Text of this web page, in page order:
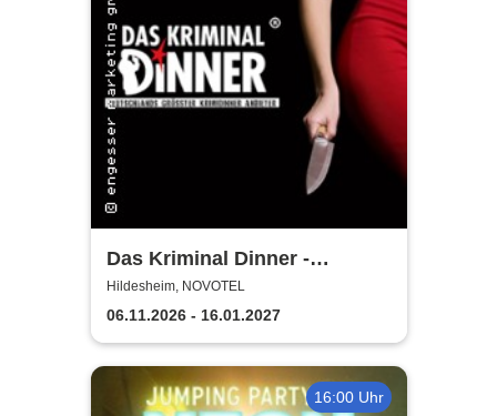
Das Kriminal Dinner -
Testament à la Carte
Hildesheim, NOVOTEL
06.11.2026 - 16.01.2027
16:00 Uhr